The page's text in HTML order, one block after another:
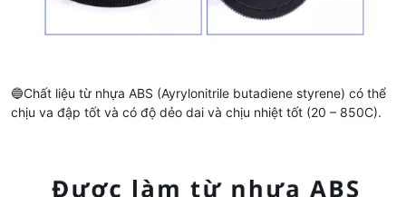
🔵Chất liệu từ nhựa ABS (Ayrylonitrile butadiene styrene) có thể
chịu va đập tốt và có độ dẻo dai và chịu nhiệt tốt (20 – 850C).